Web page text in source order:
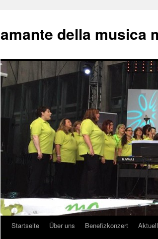
amante della musica
Springe
Startseite Über uns Benefizkonzert